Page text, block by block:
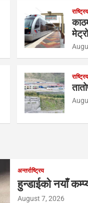
अन्तर्राष्ट्रिय
हुन्डाईको नयाँ
August 7, 2026